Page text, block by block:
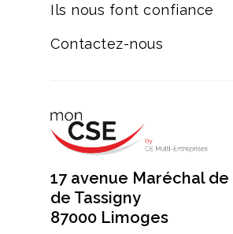
Ils nous font confiance
Contactez-nous
17 avenue Maréchal
de Tassigny
87000 Limoges